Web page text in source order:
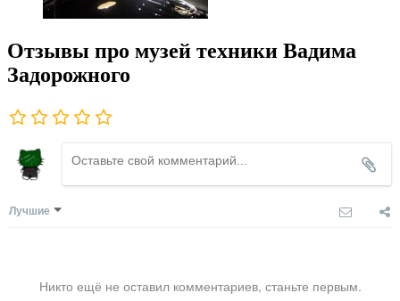
Отзывы про музей техники Вадима
Задорожного
Лучшие
Никто ещё не оставил комментариев, станьте первым.